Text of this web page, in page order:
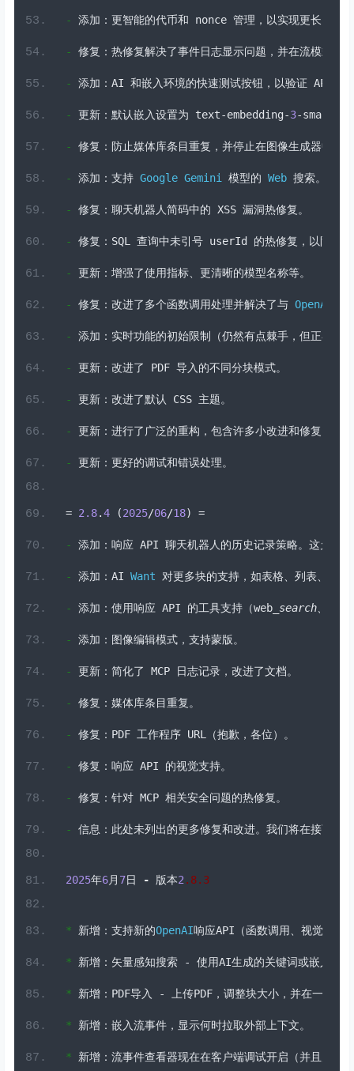
- 添加：更智能的代币和 nonce 管理，以实现更长、更
- 修复：热修复解决了事件日志显示问题，并在流模式下
- 添加： AI 和嵌入环境的快速测试按钮，以验证 API
- 更新：默认嵌入设置为 text-embedding-3-small
- 修复：防止媒体库条目重复，并停止在图像生成器中不
- 添加：支持 Google Gemini 模型的 Web 搜索。
- 修复：聊天机器人简码中的 XSS 漏洞热修复。
- 修复： SQL 查询中未引号 userId 的热修复，以防止
- 更新：增强了使用指标、更清晰的模型名称等。
- 修复：改进了多个函数调用处理并解决了与 OpenAI
- 添加：实时功能的初始限制（仍然有点棘手，但正在进
- 更新：改进了 PDF 导入的不同分块模式。
- 更新：改进了默认 CSS 主题。
- 更新：进行了广泛的重构，包含许多小改进和修复。
- 更新：更好的调试和错误处理。
= 2.8.4 (2025/06/18) =
- 添加：响应 API 聊天机器人的历史记录策略。这允许
- 添加： AI Want 对更多块的支持，如表格、列表、标题
- 添加：使用响应 API 的工具支持（web_search、
- 添加：图像编辑模式，支持蒙版。
- 更新：简化了 MCP 日志记录，改进了文档。
- 修复：媒体库条目重复。
- 修复： PDF 工作程序 URL （抱歉，各位）。
- 修复：响应 API 的视觉支持。
- 修复：针对 MCP 相关安全问题的热修复。
- 信息：此处未列出的更多修复和改进。我们将在接下来的
2025年6月 7日 - 版本2 .8. 3
* 新增：支持新的OpenAI响应API （函数调用、视觉、反
* 新增：矢量感知搜索 - 使用AI生成的关键词或嵌入来
* 新增： PDF导入 - 上传PDF，调整块大小，并在一个流
* 新增：嵌入流事件，显示何时拉取外部上下文。
* 新增：流事件查看器现在在客户端调试开启（并且启用